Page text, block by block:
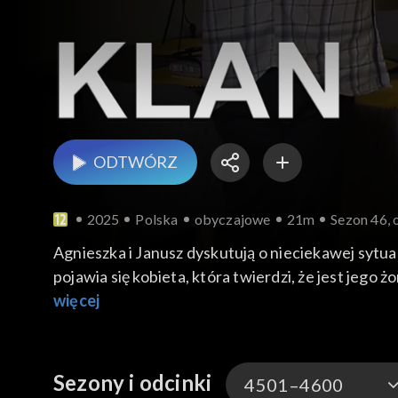
ODTWÓRZ
2025 Polska obyczajowe 21m Sezon 46,
Agnieszka i Janusz dyskutują o nieciekawej
pojawia się kobieta, która twierdzi, że jest jego
południu Marzena zagląda do Agnieszki. Po
Paweł Lubicz. Pawełek pracuje na drugą zmianę
więcej
Sezony i odcinki 4501–4600